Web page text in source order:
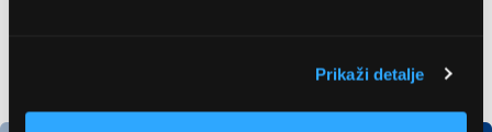
Prikaži detalje